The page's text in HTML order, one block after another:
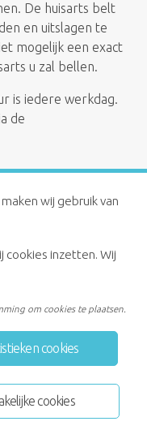
De huisarts belt
en uitslagen te
mogelijk een exact
u zal bellen.
is iedere werkdag.
de
cookies
cookies
wij gebruik van
cookies inzetten. Wij
om cookies te plaatsen.